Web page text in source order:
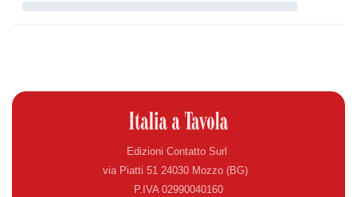
Edizioni Contatto Surl
via Piatti 51 24030 Mozzo (BG)
P.IVA 02990040160